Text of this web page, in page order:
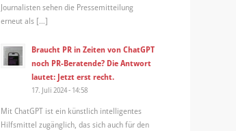
Journalisten sehen die Pressemitteilung
erneut als […]
Braucht PR in Zeiten von ChatGPT
noch PR-Beratende? Die Antwort
lautet: Jetzt erst recht.
17. Juli 2024 - 14:58
Mit ChatGPT ist ein künstlich intelligentes
Hilfsmittel zugänglich, das sich auch für den